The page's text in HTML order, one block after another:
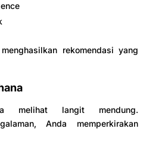
rekomendasi yang
melihat langit mendung.
Anda memperkirakan